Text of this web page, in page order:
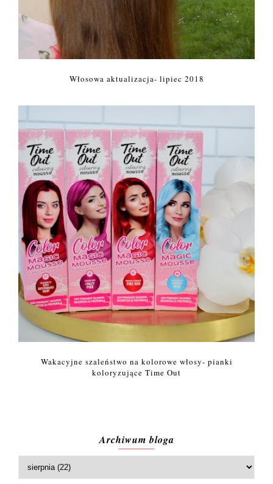
Włosowa aktualizacja- lipiec 2018
Wakacyjne szaleństwo na kolorowe włosy- pianki
koloryzujące Time Out
Archiwum bloga